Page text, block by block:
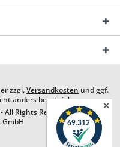
zzgl.Versandkosten und ggf.
anders beschrieben
Rights Reserved. Design by
✕